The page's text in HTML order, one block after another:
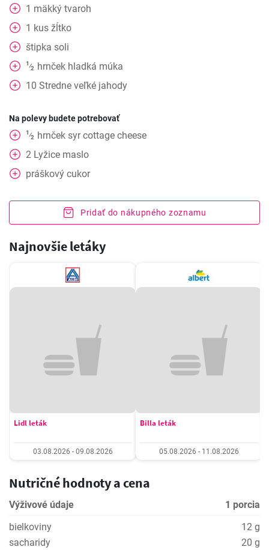
1 mäkký tvaroh
1 kus žĺtko
štipka soli
1⁄2 hrnček hladká múka
10 Stredne veľké jahody
Na polevy budete potrebovať
1⁄2 hrnček syr cottage cheese
2 Lyžice maslo
práškový cukor
Pridať do nákupného zoznamu
Najnovšie letáky
Lidl leták
03.08.2026 - 09.08.2026
Billa leták
05.08.2026 - 11.08.2026
Nutričné hodnoty a cena
Výživové údaje
1 porcia
bielkoviny
12 g
sacharidy
20 g